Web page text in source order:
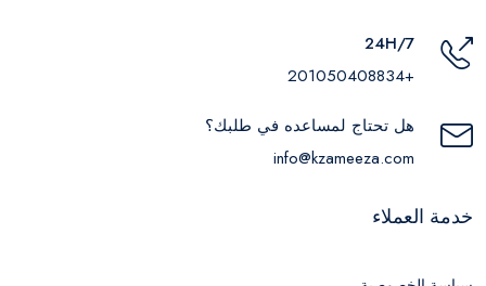
24H/7
+201050408834
هل تحتاج لمساعده في طلبك؟
info@kzameeza.com
خدمة العملاء